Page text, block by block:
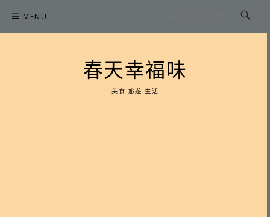
content
MENU
春天幸福味
美食 旅遊 生活